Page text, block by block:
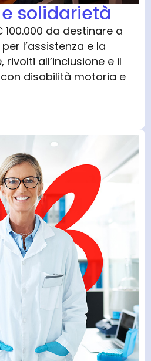
solidarietà
da destinare a
l’assistenza e la
all’inclusione e il
disabilità motoria e